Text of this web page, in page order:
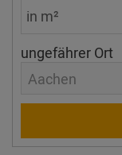
ungefährer Ort
Aachen